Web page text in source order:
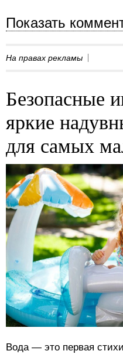
Показать
На правах рекламы
Безопасные
яркие
для самых
Вода — это первая